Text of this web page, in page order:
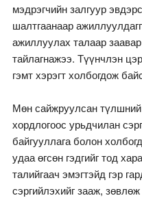
мэдрэгчийн залгуур
шалтгаанаар
ажиллуулах талаар заавар
тайлагнажээ. Түүнчлэн
гэмт хэрэгт холбогдож
Мөн сайжруулсан
хордлогоос урьдчилан
байгууллага болон
удаа өгсөн гэдгийг тод
талийгаач эмэгтэйд гэр
сэргийлэхийг зааж,